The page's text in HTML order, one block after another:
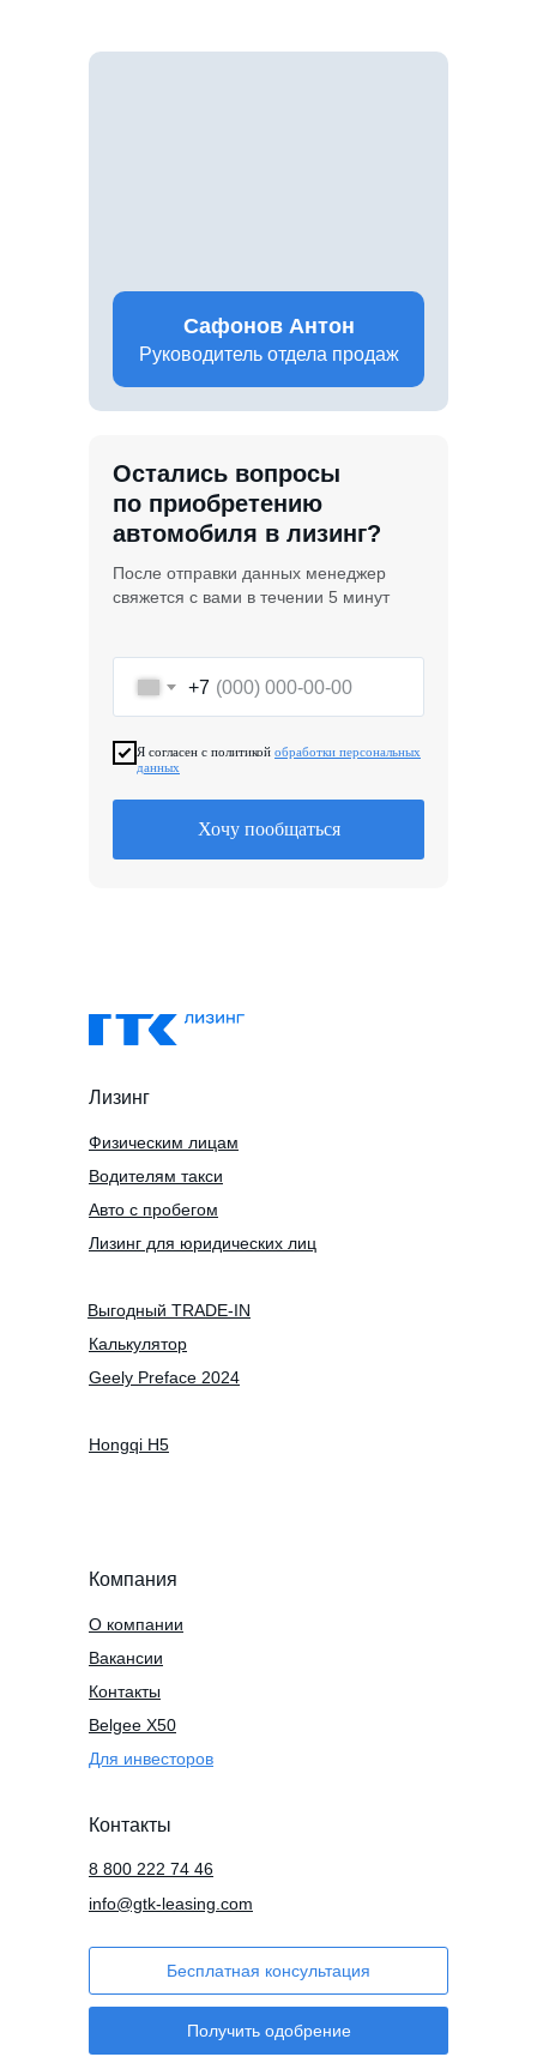
+7
Я согласен с политикой обработки персональных
данных
Хочу пообщаться
Остались вопросы
по приобретению
автомобиля в лизинг?
После отправки данных менеджер
свяжется с вами в течении 5 минут
Сафонов Антон
Руководитель отдела продаж
Компания
О компании
Вакансии
Контакты
Для инвесторов
Контакты
info@gtk-leasing.com
Бесплатная консультация
Лизинг
Водителям такси
Физическим лицам
Получить одобрение
Авто с пробегом
Belgee X50
Лизинг для юридических лиц
Калькулятор
Hongqi H5
8 800 222 74 46
Выгодный TRADE-IN
Geely Preface 2024